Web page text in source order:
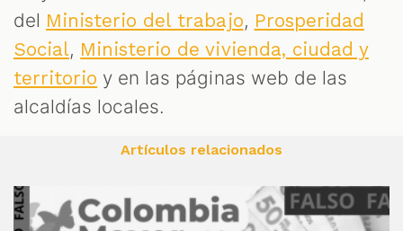
del Ministerio del trabajo, Prosperidad
Social, Ministerio de vivienda, ciudad y
territorio y en las páginas web de las
alcaldías locales.
Artículos relacionados